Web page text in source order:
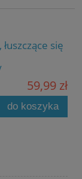
się
59,99 zł
do koszyka